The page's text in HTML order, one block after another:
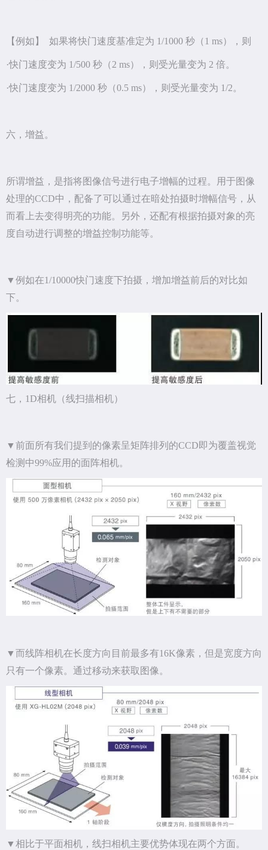
【例如】 如果将快门速度基准定为 1/1000 秒（1 ms），则
·快门速度变为 1/500 秒（2 ms），则受光量变为 2 倍。
·快门速度变为 1/2000 秒（0.5 ms），则受光量变为 1/2。
六，增益。
所谓增益，是指将图像信号进行电子增幅的过程。用于图像
处理的CCD中，配备了可以通过在暗处拍摄时增幅信号，从
而看上去变得明亮的功能。另外，还配有根据拍摄对象的亮
度自动进行调整的增益控制功能等。
▼例如在1/10000快门速度下拍摄，增加增益前后的对比如
下。
七，1D相机（线扫描相机）
▼前面所有我们提到的像素呈矩阵排列的CCD即为覆盖视觉
检测中99%应用的面阵相机。
▼而线阵相机在长度方向目前最多有16K像素，但是宽度方向
只有一个像素。通过移动来获取图像。
▼相比于平面相机，线扫相机主要优势体现在两个方面。